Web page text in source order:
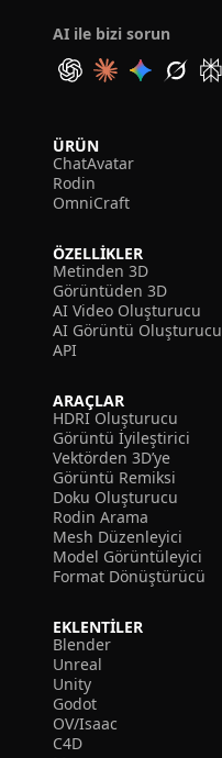
AI ile bizi sorun
ÜRÜN
ChatAvatar
Rodin
OmniCraft
ÖZELLIKLER
Metinden 3D
Görüntüden 3D
AI Video Oluşturucu
AI Görüntü Oluşturucu
API
ARAÇLAR
HDRI Oluşturucu
Görüntü İyileştirici
Vektörden 3D’ye
Görüntü Remiksi
Doku Oluşturucu
Rodin Arama
Mesh Düzenleyici
Model Görüntüleyici
Format Dönüştürücü
EKLENTILER
Blender
Unreal
Unity
Godot
OV/Isaac
C4D